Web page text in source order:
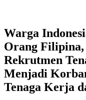
Warga
Orang
Rekrutmen
Menjadi
Tenaga Kerja